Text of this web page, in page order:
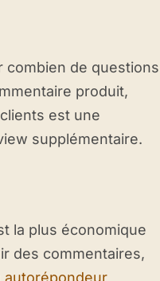
combien de questions
produit,
est une
supplémentaire.
la plus économique
des commentaires,
autorépondeur